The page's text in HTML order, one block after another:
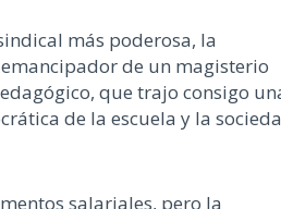
más poderosa, la
de un magisterio
que trajo consigo
de la escuela y la
salariales, pero la